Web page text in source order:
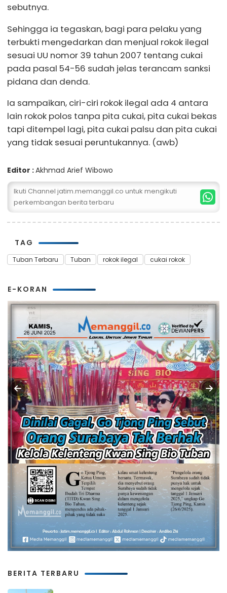
sebutnya.
Sehingga ia tegaskan, bagi para pelaku yang
terbukti mengedarkan dan menjual rokok ilegal
sesuai UU nomor 39 tahun 2007 tentang cukai
pada pasal 54-56 sudah jelas terancam sanksi
pidana dan denda.
Ia sampaikan, ciri-ciri rokok ilegal ada 4 antara
lain rokok polos tanpa pita cukai, pita cukai bekas
tapi ditempel lagi, pita cukai palsu dan pita cukai
yang tidak sesuai peruntukannya. (awb)
Editor :Akhmad Arief Wibowo
Ikuti Channel jatim.memanggil.co untuk mengikuti
perkembangan berita terbaru
TAG
Tuban Terbaru Tuban rokok ilegal cukai rokok
E-KORAN
BERITA TERBARU